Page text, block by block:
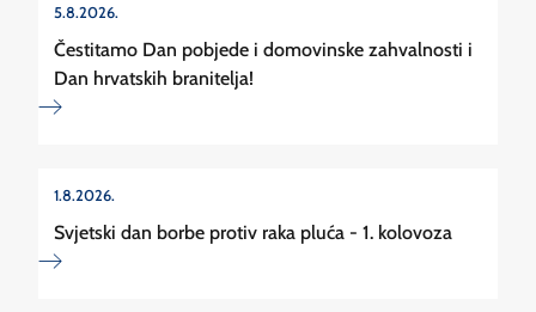
5.8.2026.
Čestitamo Dan pobjede i domovinske zahvalnosti i
Dan hrvatskih branitelja!
1.8.2026.
Svjetski dan borbe protiv raka pluća - 1. kolovoza